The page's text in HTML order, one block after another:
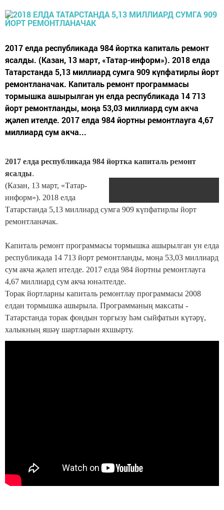
2017 елда республикада 984 йортка капиталь ремонт
ясалды. (Казан, 13 март, «Татар-информ»). 2018 елда
Татарстанда 5,13 миллиард сумга 909 күпфатирлы йорт
ремонтланачак. Капиталь ремонт программасы
тормышка ашырылган ун елда республикада 14 713
йорт ремонтланды, моңа 53,03 миллиард сум акча
җәлеп ителде. 2017 елда 984 йортны ремонтлауга 4,67
миллиард сум акча...
2017 елда республикада 984 йортка капиталь ремонт
ясалды.
(Казан, 13 март, «Татар-
информ»). 2018 елда
Татарстанда 5,13 миллиард сумга 909 күпфатирлы йорт
ремонтланачак.
Капиталь ремонт программасы тормышка ашырылган ун елда
республикада 14 713 йорт ремонтланды, моңа 53,03 миллиард
сум акча җәлеп ителде. 2017 елда 984 йортны ремонтлауга
4,67 миллиард сум акча юнәлтелде.
Торак йортларны капиталь ремонтлау программасы 2008
елдан тормышка ашырыла. Программаның максаты -
Татарстанда торак фондын торгызу һәм сыйфатын күтәрү,
халыкның яшәү шартларын яхшырту.